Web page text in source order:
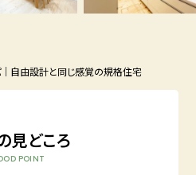
自由設計と同じ感覚の規格住宅
見どころ
POINT